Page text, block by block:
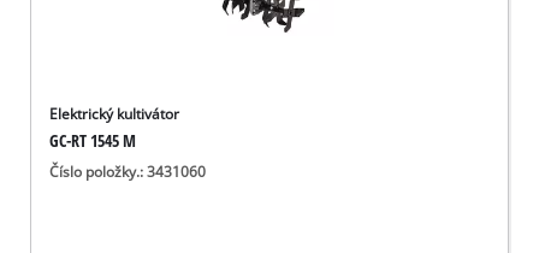
Elektrický kultivátor
GC-RT 1545 M
Číslo položky.: 3431060